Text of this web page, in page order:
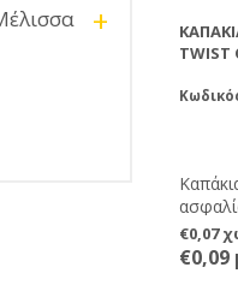
TWIST
€0,07
+